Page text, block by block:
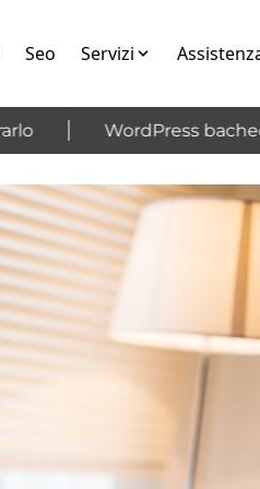
Seo Servizi
WordPress bacheca